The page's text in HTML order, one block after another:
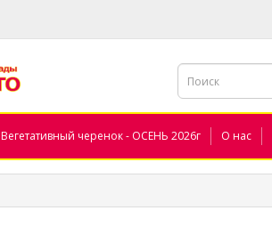
Вегетативный черенок - ОСЕНЬ 2026г О нас